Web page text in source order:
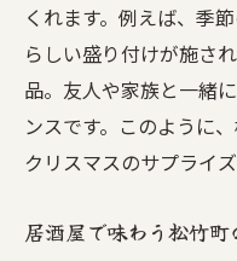
くれます。例えば、季
らしい盛り付けが施さ
品。友人や家族と一緒
ンスです。このように
クリスマスのサプライ
居酒屋で味わう松竹